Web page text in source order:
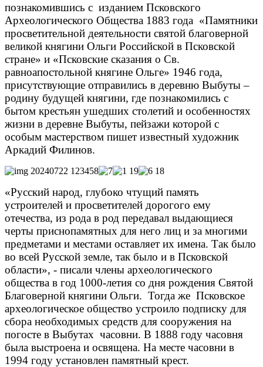
познакомившись с изданием Псковского
Археологического Общества 1883 года «Памятники
просветительной деятельности святой благоверной
великой княгини Ольги Российской в Псковской
стране» и «Псковские сказания о Св.
равноапостольной княгине Ольге» 1946 года,
присутствующие отправились в деревню Выбуты –
родину будущей княгини, где познакомились с
бытом крестьян ушедших столетий и особенностях
жизни в деревне Выбуты, пейзажи которой с
особым мастерством пишет известный художник
Аркадий Филинов.
«Русский народ, глубоко чтущий память
устроителей и просветителей дорогого ему
отечества, из рода в род передавал выдающиеся
черты приснопамятных для него лиц и за многими
предметами и местами оставляет их имена. Так было
во всей Русской земле, так было и в Псковской
области», - писали члены археологического
общества в год 1000-летия со дня рождения Святой
Благоверной княгини Ольги. Тогда же Псковское
археологическое общество устроило подписку для
сбора необходимых средств для сооружения на
погосте в Выбутах часовни. В 1888 году часовня
была выстроена и освящена. На месте часовни в
1994 году установлен памятный крест.